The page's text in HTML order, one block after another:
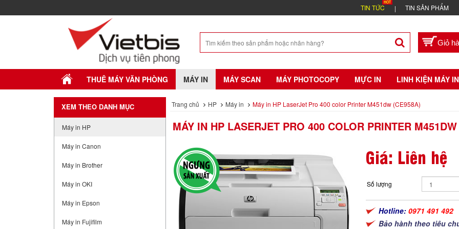
TIN TỨC TIN SẢN PHẨM
THUÊ MÁY VĂN PHÒNG MÁY IN MÁY SCAN MÁY PHOTOCOPY MỰC IN LINH KIỆN MÁY IN
XEM THEO DANH MỤC
Máy in HP
Máy in Canon
Máy in Brother
Máy in OKI
Máy in Epson
Máy in Fujifilm
Trang chủ HP Máy in Máy in HP LaserJet Pro 400 color Printer M451dw (CE958A)
MÁY IN HP LASERJET PRO 400 COLOR PRINTER
Giá: Liên hệ
Số lượng
Hotline:0971 491 492
Bảo hành theo tiêu